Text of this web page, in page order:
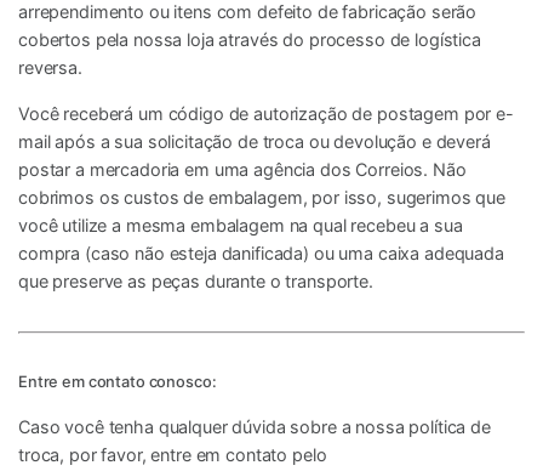
arrependimento ou itens com defeito de fabricação serão
cobertos pela nossa loja através do processo de logística
reversa.
Você receberá um código de autorização de postagem por e-
mail após a sua solicitação de troca ou devolução e deverá
postar a mercadoria em uma agência dos Correios. Não
cobrimos os custos de embalagem, por isso, sugerimos que
você utilize a mesma embalagem na qual recebeu a sua
compra (caso não esteja danificada) ou uma caixa adequada
que preserve as peças durante o transporte.
Entre em contato conosco:
Caso você tenha qualquer dúvida sobre a nossa política de
troca, por favor, entre em contato pelo